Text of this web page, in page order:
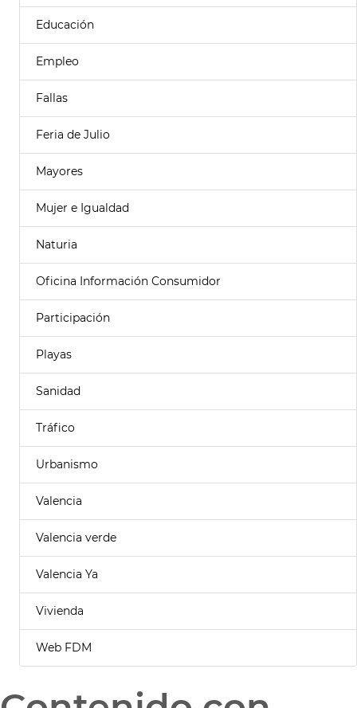
Educación
Empleo
Fallas
Feria de Julio
Mayores
Mujer e Igualdad
Naturia
Oficina Información Consumidor
Participación
Playas
Sanidad
Tráfico
Urbanismo
Valencia
Valencia verde
Valencia Ya
Vivienda
Web FDM